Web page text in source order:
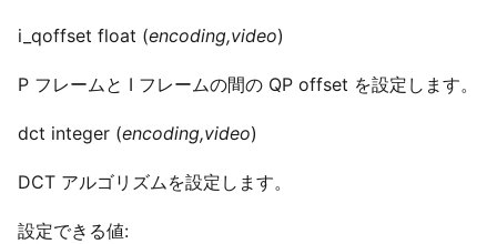
i_qoffset float (encoding,video)
P フレームと I フレームの間の QP offset を設定します。
dct integer (encoding,video)
DCT アルゴリズムを設定します。
設定できる値: